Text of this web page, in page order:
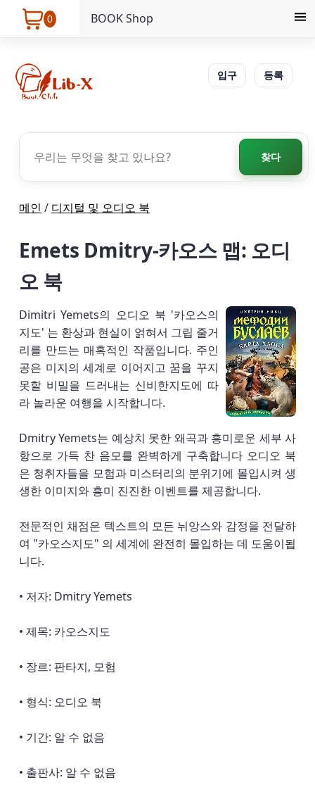
0 BOOK Shop
입구 등록
찾다
메인 / 디지털 및 오디오 북
Emets Dmitry-카오스 맵: 오디
오 북
Dimitri Yemets의 오디오 북 '카오스의
지도' 는 환상과 현실이 얽혀서 그립 줄거
리를 만드는 매혹적인 작품입니다. 주인
공은 미지의 세계로 이어지고 꿈을 꾸지
못할 비밀을 드러내는 신비한지도에 따
라 놀라운 여행을 시작합니다.
Dmitry Yemets는 예상치 못한 왜곡과 흥미로운 세부 사
항으로 가득 찬 음모를 완벽하게 구축합니다 오디오 북
은 청취자들을 모험과 미스터리의 분위기에 몰입시켜 생
생한 이미지와 흥미 진진한 이벤트를 제공합니다.
전문적인 채점은 텍스트의 모든 뉘앙스와 감정을 전달하
여 "카오스지도" 의 세계에 완전히 몰입하는 데 도움이됩
니다.
• 저자: Dmitry Yemets
• 제목: 카오스지도
• 장르: 판타지, 모험
• 형식: 오디오 북
• 기간: 알 수 없음
• 출판사: 알 수 없음